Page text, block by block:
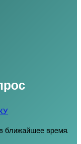
ближайшее время.